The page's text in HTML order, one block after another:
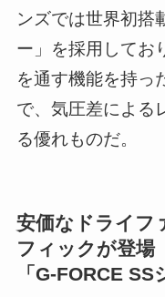
ンズでは世界初搭
ー」を採用してお
を通す機能を持っ
で、気圧差による
る優れものだ。
安価なドライフ
フィックが登場
「G-FORCE SS